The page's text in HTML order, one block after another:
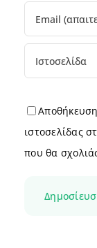
ιστοσελίδας
που θα